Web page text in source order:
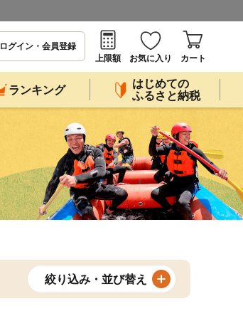
ログイン・会員登録
上限額
お気に入り カート
ランキング
はじめての
ふるさと納税
絞り込み・並び替え